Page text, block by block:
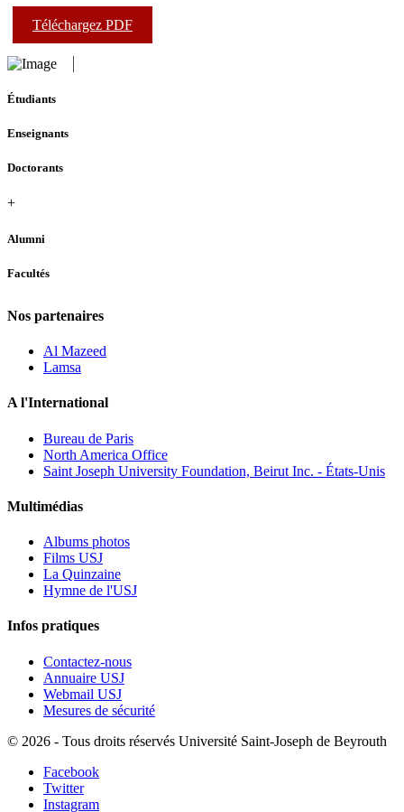
Téléchargez PDF
Étudiants
Enseignants
Doctorants
+
Alumni
Facultés
Nos partenaires
Al Mazeed
Lamsa
A l'International
Bureau de Paris
North America Office
Saint Joseph University Foundation, Beirut Inc. - États-Unis
Multimédias
Albums photos
Films USJ
La Quinzaine
Hymne de l'USJ
Infos pratiques
Contactez-nous
Annuaire USJ
Webmail USJ
Mesures de sécurité
© 2026 - Tous droits réservés Université Saint-Joseph de Beyrouth
Facebook
Twitter
Instagram